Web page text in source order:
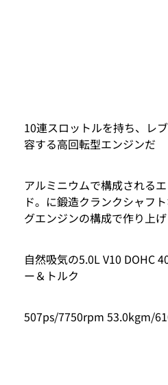
10連スロットルを持ち、レ
容する高回転型エンジンだ
アルミニウムで構成される
ド。に鍛造クランクシャフ
グエンジンの構成で作り上
自然吸気の5.0L V10 DOHC
ー＆トルク
507ps/7750rpm 53.0kgm/